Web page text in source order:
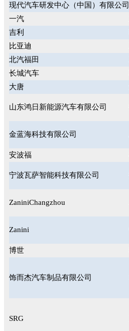
现代汽车研发中心（中国）有限公司
一汽
吉利
比亚迪
北汽福田
长城汽车
大唐
山东鸿日新能源汽车有限公司
金蓝海科技有限公司
安波福
宁波瓦萨智能科技有限公司
ZaniniChangzhou
Zanini
博世
饰而杰汽车制品有限公司
SRG